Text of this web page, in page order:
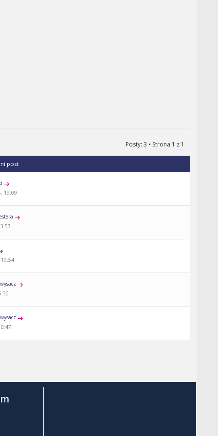
Posty: 3 • Strona 1 z 1
post
19:09